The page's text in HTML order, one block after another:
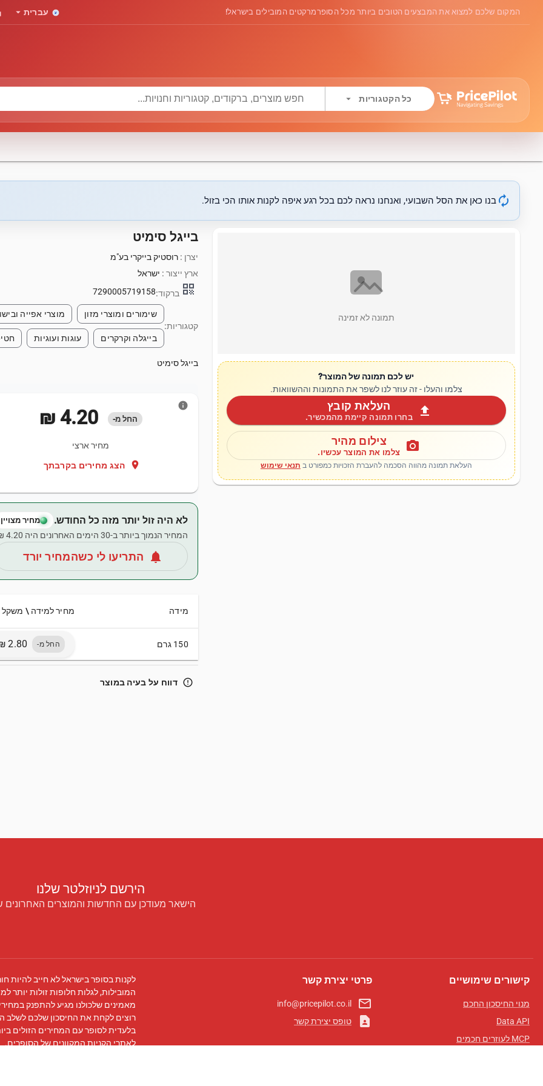
המקום שלכם למצוא את המבצעים הטובים ביותר מכל הסופרמרקטים המובילים בישראל! עברית arrow_drop_down
כל הקטגוריות arrow_drop_down
autorenew בנו כאן את הסל השבועי, ואנחנו נראה לכם בכל רגע איפה לקנות אותו הכי בזול.
תמונה לא זמינה
יש לכם תמונה של המוצר?
צלמו והעלו - זה עוזר לנו לשפר את התמונות וההשוואות.
upload העלאת קובץ
בחרו תמונה קיימת מהמכשיר.
photo_camera צילום מהיר
צלמו את המוצר עכשיו.
העלאת תמונה מהווה הסכמה להעברת הזכויות כמפורט ב תנאי שימוש
בייגל סימיט
יצרן :רוסטיק בייקרי בע"מ
ארץ ייצור : ישראל
qr_code ברקוד:7290005719158
קטגוריות:
שימורים ומוצרי מזון מוצרי אפייה
בייגלה וקרקרים עוגות ועוגיות
בייגל סימיט
החל מ- ‏4.20 ‏₪
מחיר ארצי
location_on הצג מחירים בקרבתך
info
לא היה זול יותר מזה כל החודש. מחיר מצויין
המחיר הנמוך ביותר ב-30 הימים האחרונים היה ‏4.20 ‏₪.
notifications התריעו לי כשהמחיר יורד
מידה מחיר למידה \ משקל
150 גרם החל מ-
error_outline דווח על בעיה במוצר
הירשם לניוזלטר שלנו
הישאר מעודכן עם החדשות והמוצרים האחרונים
קישורים שימושיים
מנוי החיסכון החכם
Data API
MCP לעוזרים חכמים
פרטי יצירת קשר
mail_outline
info@pricepilot.co.il
contact_page טופס יצירת קשר
לקנות בסופר בישראל לא חייב להיות
המובילות, לגלות חלופות זולות יותר
מאמינים שלכולנו מגיע להתפנק
רוצים לקחת את החיסכון שלכם לשלב
בלעדית לסופר עם המחירים הזולים
לאתרי הקניות המקוונים של הסופרים.